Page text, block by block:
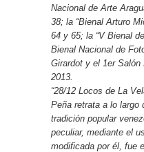
Nacional de Arte
38; la “Bienal Arturo
64 y 65; la “V Bienal
Bienal Nacional de
Girardot y el 1er
2013.
“28/12 Locos de La
Peña retrata a lo largo
tradición popular
peculiar, mediante el
modificada por él, fue